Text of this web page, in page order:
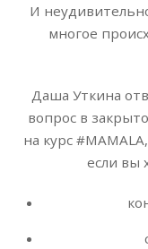
И
многое
Даша Уткина
вопрос в
на курс
если вы